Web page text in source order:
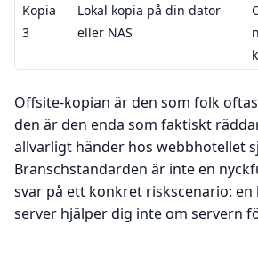
Kopia
3
Lokal kopia på din dator
eller NAS
Offsite-kopian är den som folk
den är den enda som faktiskt
allvarligt händer hos webbhotellet
Branschstandarden är inte en
svar på ett konkret riskscenario: en
server hjälper dig inte om servern